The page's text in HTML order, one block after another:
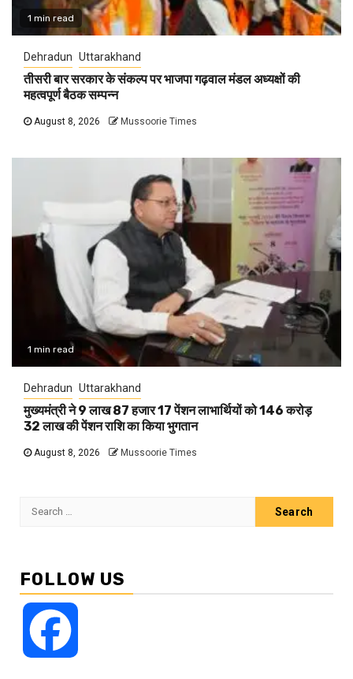
1 min read
Dehradun Uttarakhand
तीसरी बार सरकार के संकल्प पर भाजपा गढ़वाल मंडल अध्यक्षों की
महत्वपूर्ण बैठक सम्पन्न
August 8, 2026 Mussoorie Times
1 min read
Dehradun Uttarakhand
मुख्यमंत्री ने 9 लाख 87 हजार 17 पेंशन लाभार्थियों को 146 करोड़
32 लाख की पेंशन राशि का किया भुगतान
August 8, 2026 Mussoorie Times
Search
FOLLOW US